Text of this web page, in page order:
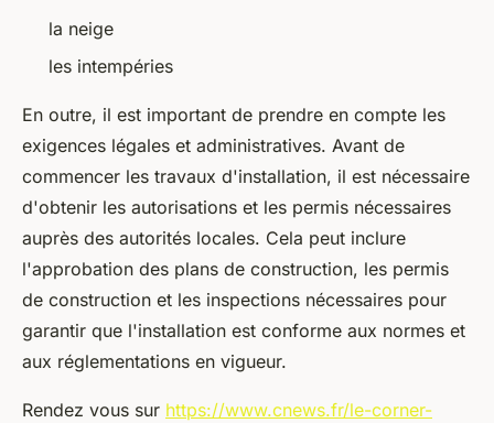
la neige
les intempéries
En outre, il est important de prendre en compte les
exigences légales et administratives. Avant de
commencer les travaux d'installation, il est nécessaire
d'obtenir les autorisations et les permis nécessaires
auprès des autorités locales. Cela peut inclure
l'approbation des plans de construction, les permis
de construction et les inspections nécessaires pour
garantir que l'installation est conforme aux normes et
aux réglementations en vigueur.
Rendez vous sur https://www.cnews.fr/le-corner-